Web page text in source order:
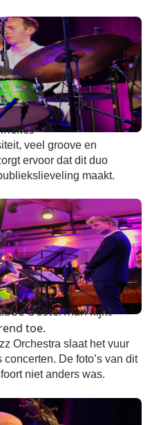
veel groove en
ervoor dat dit duo
maakt.
Oosterman kijkt
toe.
Orchestra slaat het vuur
De foto’s van dit
niet anders was.